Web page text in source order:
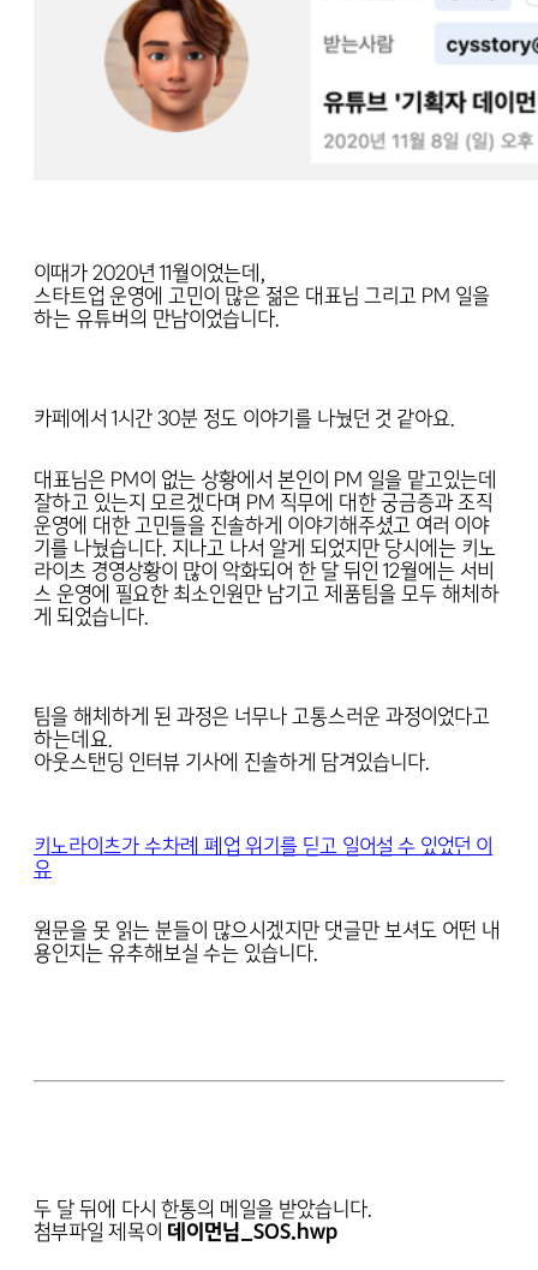
이때가 2020년 11월이었는데,
스타트업 운영에 고민이 많은 젊은 대표님 그리고 PM 일을
하는 유튜버의 만남이었습니다.
카페에서 1시간 30분 정도 이야기를 나눴던 것 같아요.
대표님은 PM이 없는 상황에서 본인이 PM 일을 맡고있는데
잘하고 있는지 모르겠다며 PM 직무에 대한 궁금증과 조직
운영에 대한 고민들을 진솔하게 이야기해주셨고 여러 이야
기를 나눴습니다. 지나고 나서 알게 되었지만 당시에는 키노
라이츠 경영상황이 많이 악화되어 한 달 뒤인 12월에는 서비
스 운영에 필요한 최소인원만 남기고 제품팀을 모두 해체하
게 되었습니다.
팀을 해체하게 된 과정은 너무나 고통스러운 과정이었다고
하는데요.
아웃스탠딩 인터뷰 기사에 진솔하게 담겨있습니다.
키노라이츠가 수차례 폐업 위기를 딛고 일어설 수 있었던 이
유
원문을 못 읽는 분들이 많으시겠지만 댓글만 보셔도 어떤 내
용인지는 유추해보실 수는 있습니다.
두 달 뒤에 다시 한통의 메일을 받았습니다.
첨부파일 제목이 데이먼님_SOS.hwp